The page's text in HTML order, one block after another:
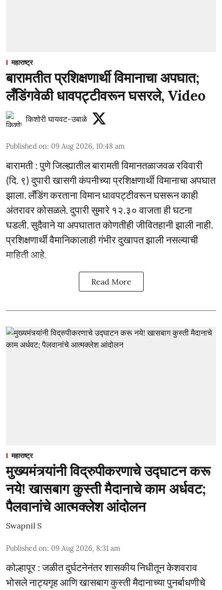
महाराष्ट्र
बारामतीत प्रशिक्षणार्थी विमानाचा अपघात;
लँडिंगवेळी धावपट्टीवरून घसरले, Video
किशोरी घायवट-उबाळे
Published on: 09 Aug 2026, 10:48 am
बारामती : पुणे जिल्ह्यातील बारामती विमानतळाजवळ रविवारी
(दि. ९) दुपारी खासगी कंपनीच्या प्रशिक्षणार्थी विमानाचा अपघात
झाला. लँडिंग करताना विमान धावपट्टीवरून घसरून काही
अंतरावर कोसळले. दुपारी सुमारे १२.३० वाजता ही घटना
घडली. सुदैवाने या अपघातात कोणतीही जीवितहानी झाली नाही.
प्रशिक्षणार्थी वैमानिकालाही गंभीर दुखापत झाली नसल्याची
माहिती आहे.
Read More
महाराष्ट्र
मुख्यमंत्र्यांनी विद्रुपीकरणाचे उद्घाटन करू
नये! खासबाग कुस्ती मैदानाचे काम अर्धवट;
पैलवानांचे आत्मक्लेश आंदोलन
Swapnil S
Published on: 09 Aug 2026, 8:31 am
कोल्हापूर : जळीत दुर्घटनेनंतर शासकीय निधीतून केशवराव
भोसले नाट्यगृह आणि खासबाग कुस्ती मैदानाच्या पुनर्बाधणीचे